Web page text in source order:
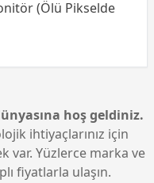
(Ölü Pikselde
hoş geldiniz.
ihtiyaçlarınız için
var. Yüzlerce marka ve
fiyatlarla ulaşın.